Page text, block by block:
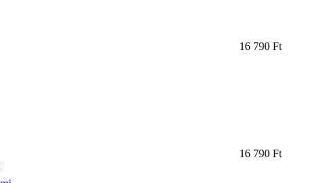
16 790 Ft
16 790 Ft